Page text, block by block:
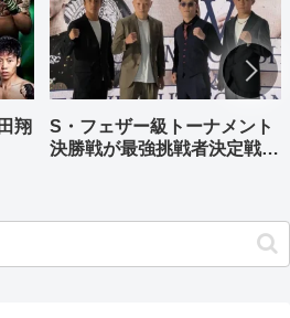
翔
S・フェザー級トーナメント
決勝戦が最強挑戦者決定戦兼